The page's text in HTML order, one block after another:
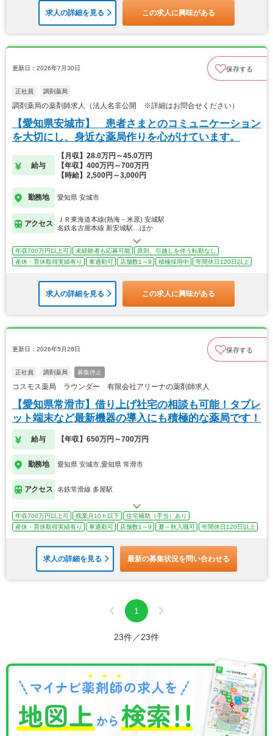
求人の詳細を見る この求人に興味がある
更新日：2026年7月30日 保存する
正社員 調剤薬局
調剤薬局の薬剤師求人（法人名非公開 ※詳細はお問合せください）
【愛知県安城市】 患者さまとのコミュニケーション
を大切にし、身近な薬局作りを心がけています。
給与
【月収】28.0万円～45.0万円
【年収】400万円～700万円
【時給】2,500円～3,000円
勤務地 愛知県 安城市
アクセス
ＪＲ東海道本線(熱海－米原) 安城駅
名鉄名古屋本線 新安城駅…ほか
年収700万円以上可 未経験者も応募可能
原則、引越しを伴う転勤なし
産休・育休取得実績有り
車通勤可 店舗数1～9 積極採用中 年間休日120日以上
求人の詳細を見る この求人に興味がある
更新日：2026年5月26日 保存する
正社員 調剤薬局 募集停止
コスモス薬局 ラウンダー 有限会社アリーナの薬剤師求人
【愛知県常滑市】借り上げ社宅の相談も可能！タブレ
ット端末など最新機器の導入にも積極的な薬局です！
給与 【年収】650万円～700万円
勤務地 愛知県 安城市,愛知県 常滑市
アクセス 名鉄常滑線 多屋駅
年収700万円以上可 残業月10ｈ以下
住宅補助（手当）あり
産休・育休取得実績有り
車通勤可 店舗数1～9 夏～秋入職可 年間休日120日以上
求人の詳細を見る 最新の募集状況を問い合わせる
1
23件／23件